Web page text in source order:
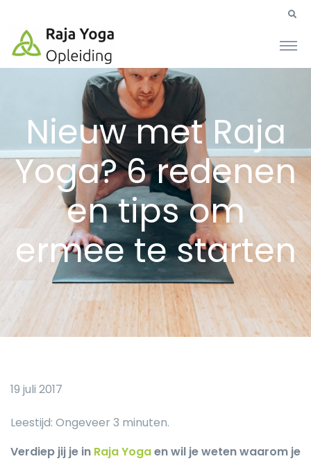
Nieuw met Raja
Yoga? 6 redenen
en tips om
ermee te starten
19 juli 2017
Verdiep jij je in Raja Yogaen wil je weten waarom je